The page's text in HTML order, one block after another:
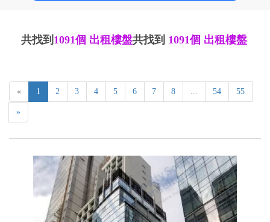
共找到 1091個 出租樓盤共找到 1091個 出租樓盤
« 1 2 3 4 5 6 7 8 ... 54 55
»